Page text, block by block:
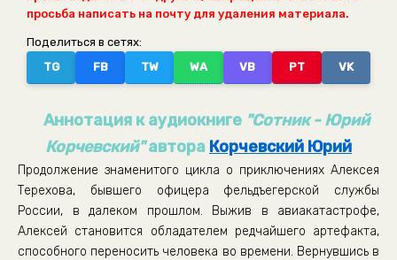
просьба написать на почту для удаления материала.
Поделиться в сетях:
TG
FB TW WA VB PT VK
Аннотация к аудиокниге "Сотник - Юрий
Корчевский"автора Корчевский Юрий
Продолжение знаменитого цикла о приключениях Алексея
Терехова, бывшего офицера фельдъегерской службы
России, в далеком прошлом. Выжив в авиакатастрофе,
Алексей становится обладателем редчайшего артефакта,
способного переносить человека во времени. Вернувшись в